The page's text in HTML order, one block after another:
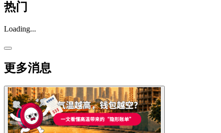
热门
Loading...
更多消息